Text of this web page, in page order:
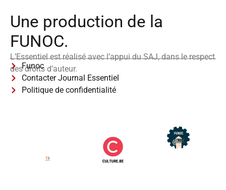
Une production de la
FUNOC.
L’Essentiel est réalisé avec l’appui du SAJ, dans le respect
des droits d’auteur.
Funoc
Contacter Journal Essentiel
Politique de confidentialité